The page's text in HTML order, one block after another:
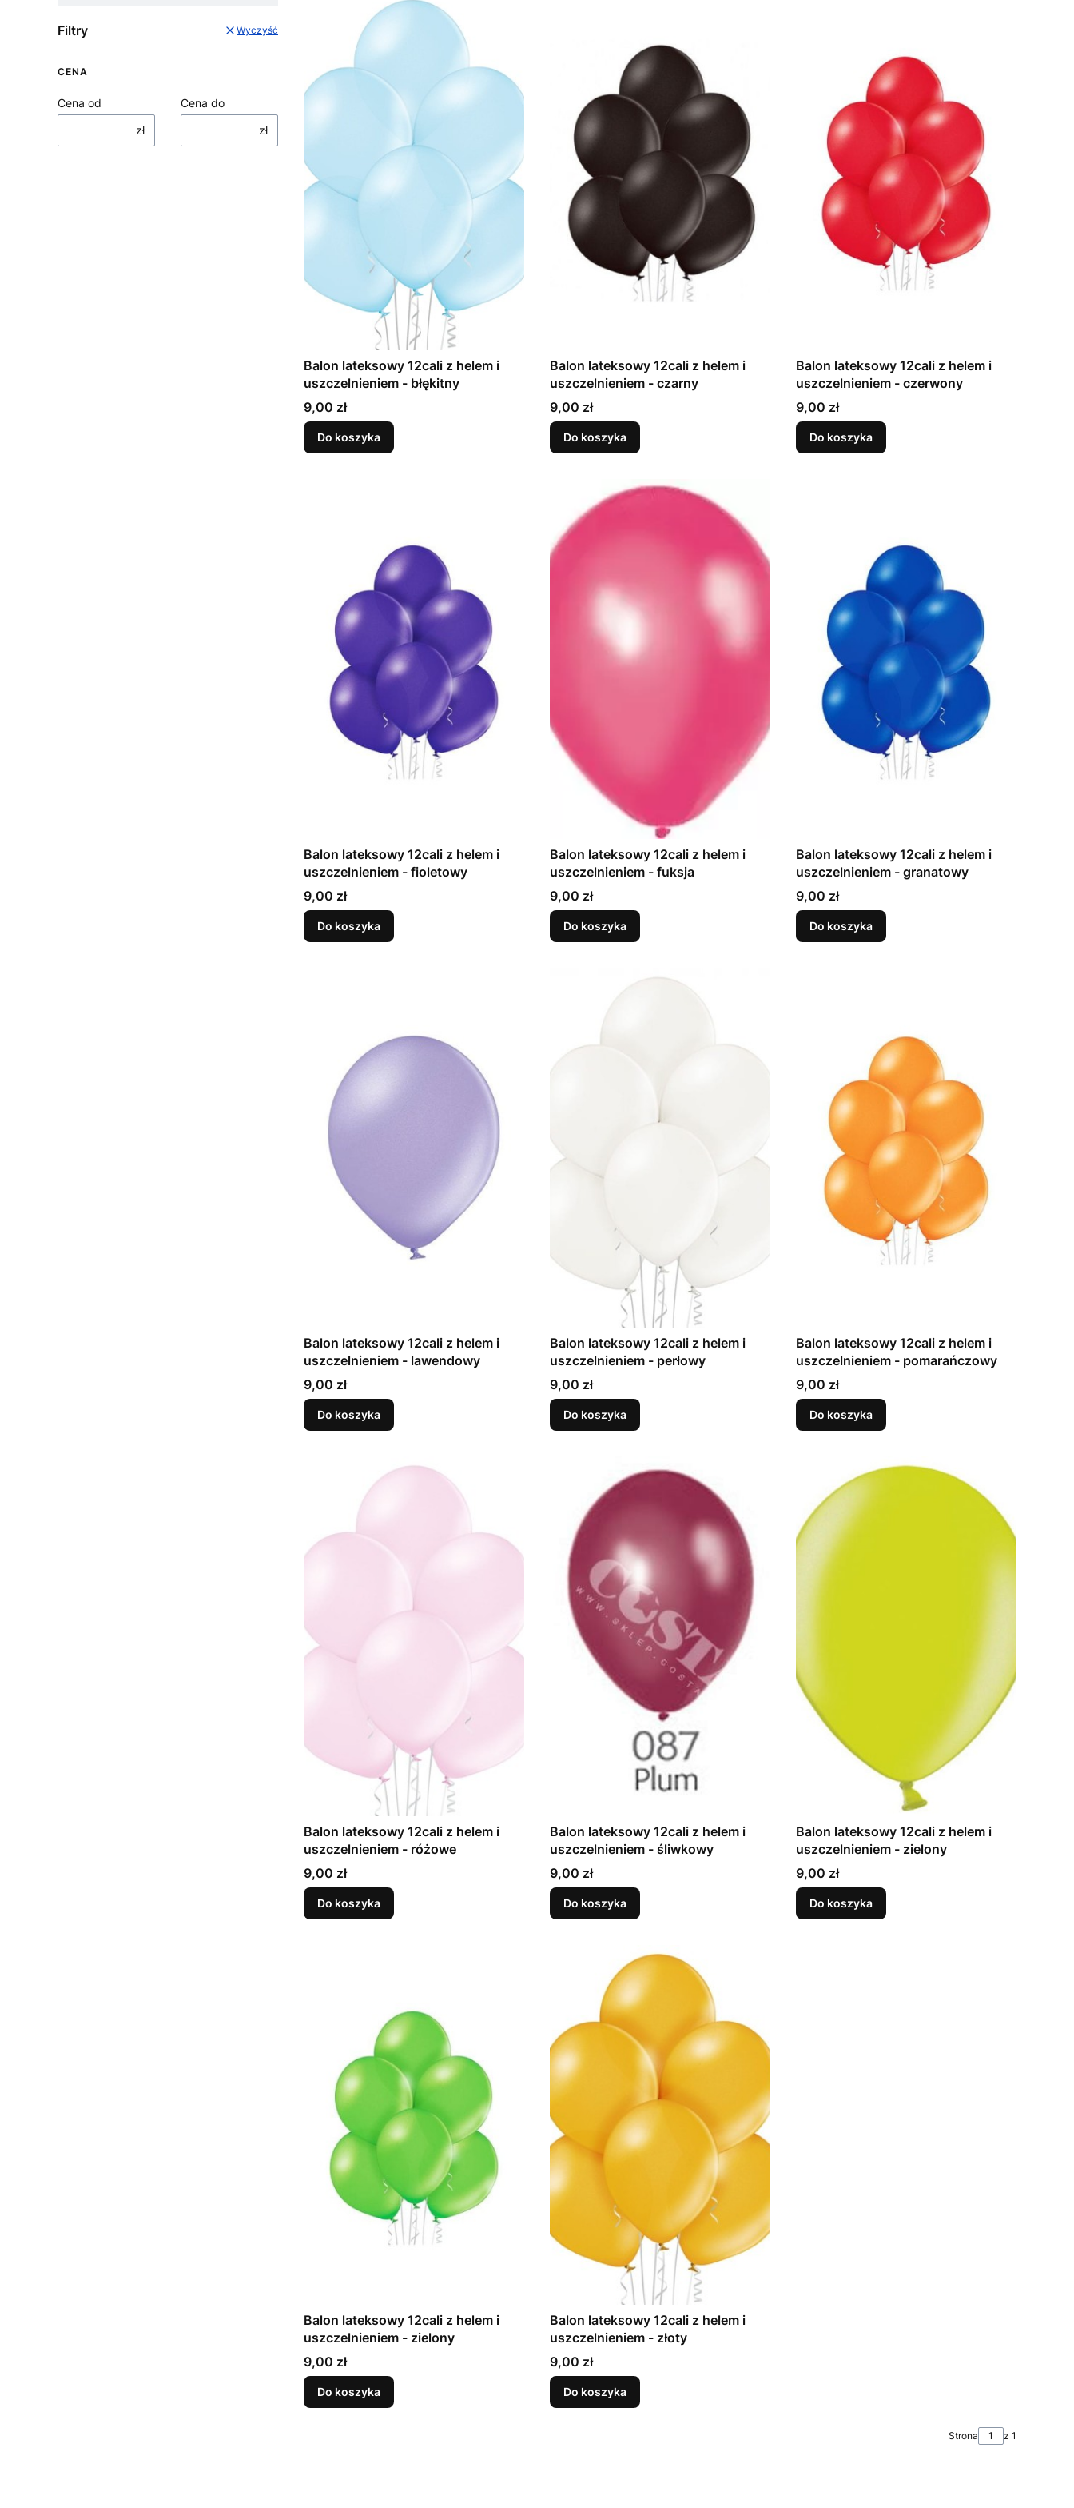
Filtry Wyczyść
CENA
Cena od
zł
Cena do
zł
Balon lateksowy 12cali z helem i
uszczelnieniem - błękitny
Cena
9,00 zł
Do koszyka
Balon lateksowy 12cali z helem i
uszczelnieniem - czarny
Cena
9,00 zł
Do koszyka
Balon lateksowy 12cali z helem i
uszczelnieniem - czerwony
Cena
9,00 zł
Do koszyka
Balon lateksowy 12cali z helem i
uszczelnieniem - fioletowy
Cena
9,00 zł
Do koszyka
Balon lateksowy 12cali z helem i
uszczelnieniem - fuksja
Cena
9,00 zł
Do koszyka
Balon lateksowy 12cali z helem i
uszczelnieniem - granatowy
Cena
9,00 zł
Do koszyka
Balon lateksowy 12cali z helem i
uszczelnieniem - lawendowy
Cena
9,00 zł
Do koszyka
Balon lateksowy 12cali z helem i
uszczelnieniem - perłowy
Cena
9,00 zł
Do koszyka
Balon lateksowy 12cali z helem i
uszczelnieniem - pomarańczowy
Cena
9,00 zł
Do koszyka
Balon lateksowy 12cali z helem i
uszczelnieniem - różowe
Cena
9,00 zł
Do koszyka
Balon lateksowy 12cali z helem i
uszczelnieniem - śliwkowy
Cena
9,00 zł
Do koszyka
Balon lateksowy 12cali z helem i
uszczelnieniem - zielony
Cena
9,00 zł
Do koszyka
Balon lateksowy 12cali z helem i
uszczelnieniem - zielony
Cena
9,00 zł
Do koszyka
Balon lateksowy 12cali z helem i
uszczelnieniem - złoty
Cena
9,00 zł
Do koszyka
Strona z 1